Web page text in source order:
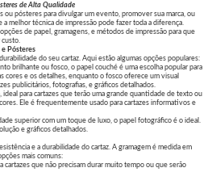
de Alta Qualidade
ou pósteres para divulgar um evento, promover sua marca, ou
melhor técnica de impressão pode fazer toda a diferença.
de papel, gramagens, e métodos de impressão para que
e Pósteres
do seu cartaz. Aqui estão algumas opções populares:
brilhante ou fosco, o papel couché é uma escolha popular para
cores e os detalhes, enquanto o fosco oferece um visual
publicitários, fotografias, e gráficos detalhados.
ideal para cartazes que terão uma grande quantidade de texto ou
Ele é frequentemente usado para cartazes informativos e
superior com um toque de luxo, o papel fotográfico é o ideal.
e gráficos detalhados.
e a durabilidade do cartaz. A gramagem é medida em
mais comuns:
cartazes que não precisam durar muito tempo ou que serão